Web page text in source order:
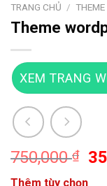
TRANG CHỦ /
Theme
XEM TRANG
750,000₫
Thêm tùy chọn